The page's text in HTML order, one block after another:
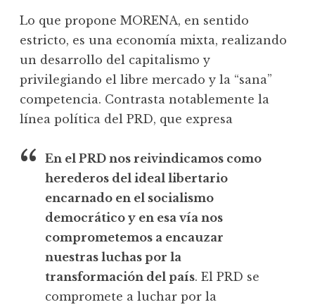
Lo que propone MORENA, en sentido
estricto, es una economía mixta, realizando
un desarrollo del capitalismo y
privilegiando el libre mercado y la “sana”
competencia. Contrasta notablemente la
línea política del PRD, que expresa
En el PRD nos reivindicamos como
herederos del ideal libertario
encarnado en el socialismo
democrático y en esa vía nos
comprometemos a encauzar
nuestras luchas por la
transformación del país. El PRD se
compromete a luchar por la